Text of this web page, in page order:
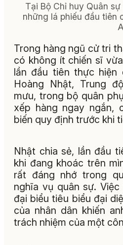
Tại Bộ Chỉ huy Quân
những lá phiếu đầu tiên
Trong hàng ngũ cử tri
có không ít chiến sĩ
lần đầu tiên thực hiện
Hoàng Nhật, Trung
mưu, trong bộ quân
xếp hàng ngay ngắn,
biến quy định trước khi
Nhật chia sẻ, lần đầu
khi đang khoác trên
rất đáng nhớ trong
nghĩa vụ quân sự.
đại biểu tiêu biểu đại
của nhân dân khiến
trách nhiệm của một